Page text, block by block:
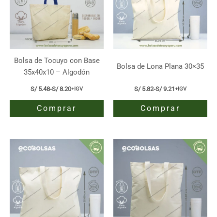
Bolsa de Tocuyo con Base
35x40x10 – Algodón
S/5.48-S/8.20
Rango
de
precios:
desde
S/ 8.20
+IGV
Comprar
producto
tiene
variantes.
Las
opciones
se
Bolsa de Lona Plana 30×35
S/5.82-S/9.21
Rango
de
precios:
desde
S/ 9.21
+IGV
Comprar
producto
tiene
múltiples
variantes.
Las
opciones
se